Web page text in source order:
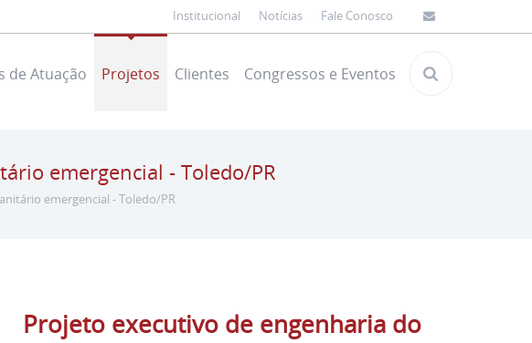
Institucional Notícias Fale Conosco
de Atuação Projetos Clientes Congressos e Eventos
emergencial - Toledo/PR
emergencial - Toledo/PR
Projeto executivo de engenharia do